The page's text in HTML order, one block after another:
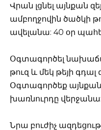
Վրան լցնել այնքան
ամբողջովին ծածկի
ավելանա: 40 օր
Օգտագործել
թուզ և մեկ թեյի գդալ
Օգտագործեք
խառնուրդը վերջանա:
Նրա բուժիչ